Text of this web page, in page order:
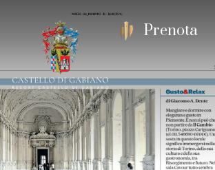
Prenota